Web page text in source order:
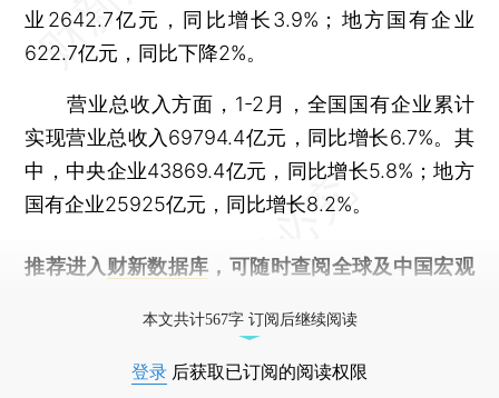
业2642.7亿元，同比增长3.9%；地方国有企业
622.7亿元，同比下降2%。
营业总收入方面，1-2月，全国国有企业累计
实现营业总收入69794.4亿元，同比增长6.7%。其
中，中央企业43869.4亿元，同比增长5.8%；地方
国有企业25925亿元，同比增长8.2%。
推荐进入 财新数据库 ，可随时查阅全球及中国宏观
本文共计567字 订阅后继续阅读
登录 后获取已订阅的阅读权限